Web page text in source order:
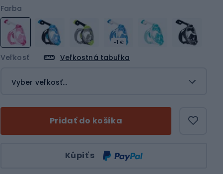
Farba
-1 €
Veľkosť Veľkostná tabuľka
Vyber veľkosť...
Pridať do košíka
Kúpiť s